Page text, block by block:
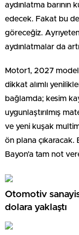
aydınlatma barının
edecek. Fakat bu
göreceğiz.
aydınlatmalar da
Motor1, 2027 model
dikkat alımlı
bağlamda; kesim
uygunlaştırılmış
ve yeni kuşak
ön plana çıkaracak.
Bayon’a tam not
Otomotiv
dolara yaklaştı